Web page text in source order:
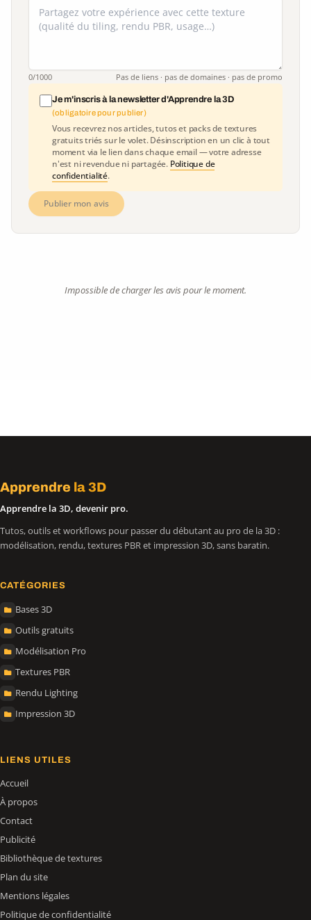
0/1000 Pas de liens · pas de domaines · pas de promo
Je m'inscris à la newsletter d'Apprendre la 3D
(obligatoire pour publier)
Vous recevrez nos articles, tutos et packs de textures
gratuits triés sur le volet. Désinscription en un clic à tout
moment via le lien dans chaque email — votre adresse
n'est ni revendue ni partagée. Politique de
confidentialité.
Publier mon avis
Impossible de charger les avis pour le moment.
Apprendre la 3D
Apprendre la 3D, devenir pro.
Tutos, outils et workflows pour passer du débutant au pro de la 3D :
modélisation, rendu, textures PBR et impression 3D, sans baratin.
CATÉGORIES
Bases 3D
Outils gratuits
Modélisation Pro
Textures PBR
Rendu Lighting
Impression 3D
LIENS UTILES
Accueil
À propos
Contact
Publicité
Bibliothèque de textures
Plan du site
Mentions légales
Politique de confidentialité